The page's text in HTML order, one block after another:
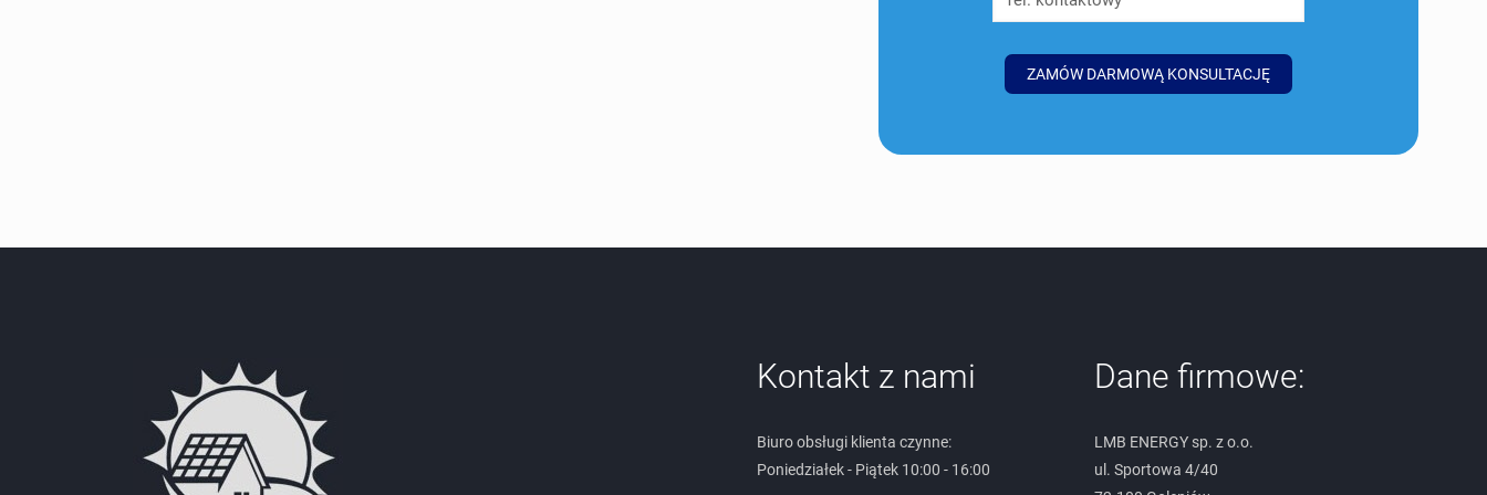
Kontakt z nami
Biuro obsługi klienta czynne:
Poniedziałek - Piątek 10:00 - 16:00
Dane firmowe:
LMB ENERGY sp. z o.o.
ul. Sportowa 4/40